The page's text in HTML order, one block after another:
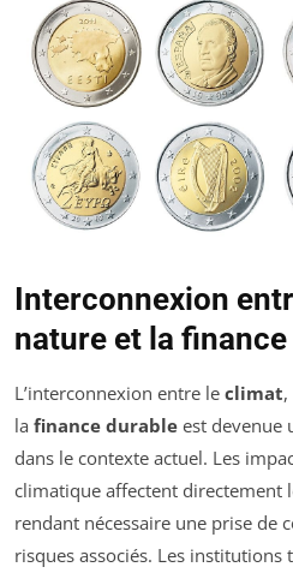
Interconnexion
nature et la
L’interconnexion entre le climat,
la finance durable est devenue
dans le contexte actuel. Les
climatique affectent directement
rendant nécessaire une prise de
risques associés. Les institutions